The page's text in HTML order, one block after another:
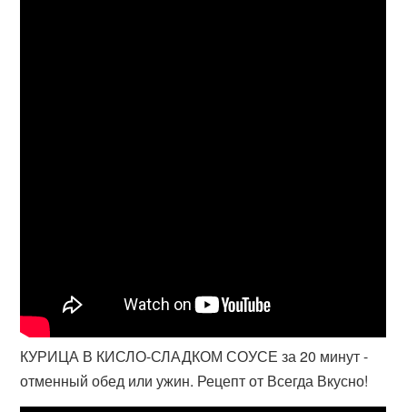
КУРИЦА В КИСЛО-СЛАДКОМ СОУСЕ за 20 минут -
отменный обед или ужин. Рецепт от Всегда Вкусно!